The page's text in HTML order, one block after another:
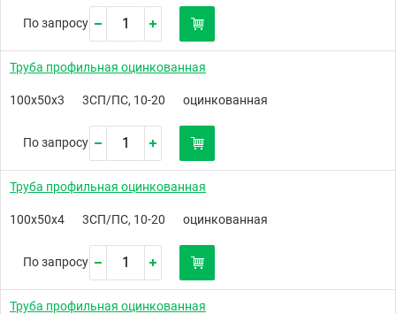
По запросу
Труба профильная оцинкованная
100х50х3 3СП/ПС, 10-20 оцинкованная
По запросу
Труба профильная оцинкованная
100х50х4 3СП/ПС, 10-20 оцинкованная
По запросу
Труба профильная оцинкованная